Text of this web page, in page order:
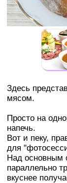
Здесь
мясом.
Просто на
напечь.
Вот и пеку,
для
Над основным
параллельно
вкуснее